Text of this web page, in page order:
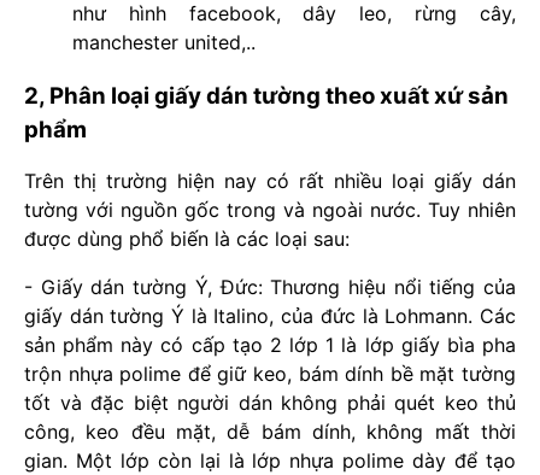
như hình facebook, dây leo, rừng cây,
manchester united,..
2, Phân loại giấy dán tường theo xuất xứ sản
phẩm
Trên thị trường hiện nay có rất nhiều loại giấy dán
tường với nguồn gốc trong và ngoài nước. Tuy nhiên
được dùng phổ biến là các loại sau:
- Giấy dán tường Ý, Đức: Thương hiệu nổi tiếng của
giấy dán tường Ý là Italino, của đức là Lohmann. Các
sản phẩm này có cấp tạo 2 lớp 1 là lớp giấy bìa pha
trộn nhựa polime để giữ keo, bám dính bề mặt tường
tốt và đặc biệt người dán không phải quét keo thủ
công, keo đều mặt, dễ bám dính, không mất thời
gian. Một lớp còn lại là lớp nhựa polime dày để tạo